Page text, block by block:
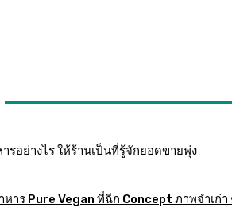
รอย่างไร ให้ร้านเป็นที่รู้จักยอดขายพุ่ง
าร Pure Vegan ที่ฉีก Concept ภาพจำเก่า